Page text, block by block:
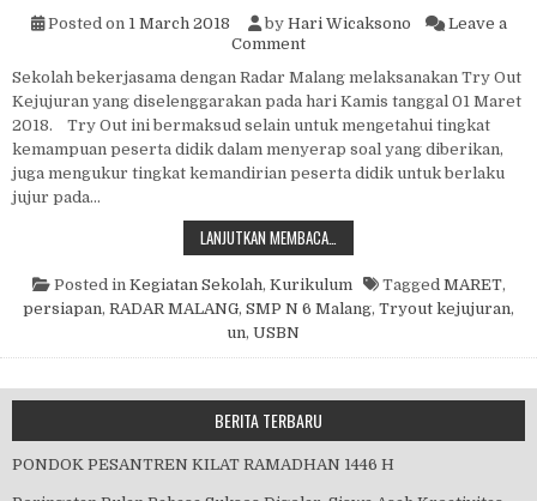
Posted on 1 March 2018 by Hari Wicaksono
Leave a
Commenton TRY OUT KEJUJURAN
Sekolah bekerjasama dengan Radar Malang melaksanakan Try Out
Kejujuran yang diselenggarakan pada hari Kamis tanggal 01 Maret
2018. Try Out ini bermaksud selain untuk mengetahui tingkat
kemampuan peserta didik dalam menyerap soal yang diberikan,
juga mengukur tingkat kemandirian peserta didik untuk berlaku
jujur pada…
LANJUTKAN MEMBACA…
Posted in Kegiatan Sekolah, Kurikulum Tagged MARET,
persiapan, RADAR MALANG, SMP N 6 Malang, Tryout kejujuran,
un, USBN
BERITA TERBARU
PONDOK PESANTREN KILAT RAMADHAN 1446 H